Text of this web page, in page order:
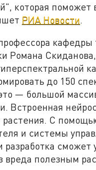
которая поможет
РИА Новости.
кафедры
Романа
до 150
— большой
Встроенная
растения. С
и системы
разработка сможет
вреда полезным